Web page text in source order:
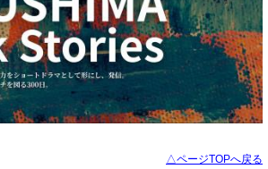
△ページTOPへ戻る